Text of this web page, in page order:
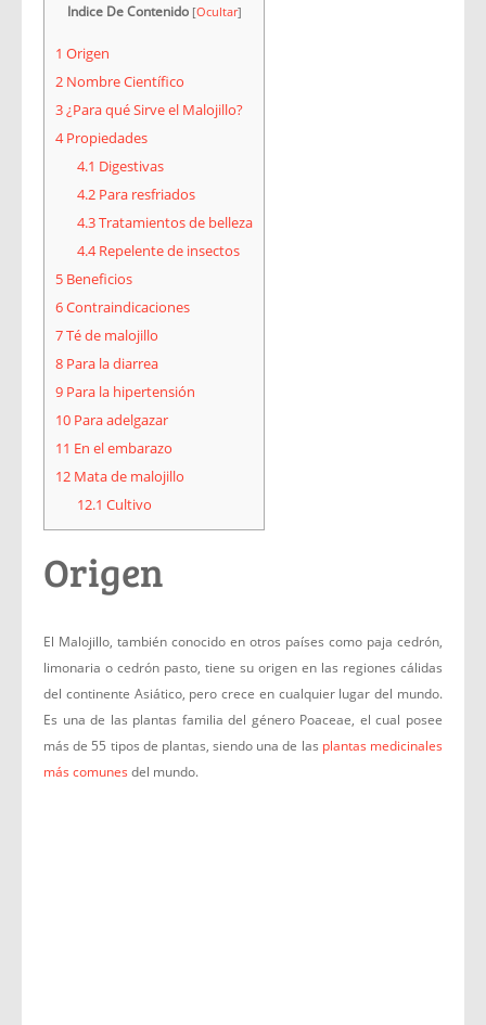
Indice De Contenido [Ocultar]
1 Origen
2 Nombre Científico
3¿Para qué Sirve el Malojillo?
4Propiedades
4.1 Digestivas
4.2Para resfriados
4.3Tratamientos de belleza
4.4Repelente de insectos
5 Beneficios
6Contraindicaciones
7Té de malojillo
8 Para la diarrea
9 Para la hipertensión
10 Para adelgazar
11 En el embarazo
12 Mata de malojillo
12.1 Cultivo
Origen
El Malojillo, también conocido en otros países como paja cedrón,
limonaria o cedrón pasto, tiene su origen en las regiones cálidas
del continente Asiático, pero crece en cualquier lugar del mundo.
Es una de las plantas familia del género Poaceae, el cual posee
más de 55 tipos de plantas, siendo una de las plantas medicinales
más comunes del mundo.